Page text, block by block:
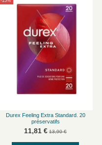
Durex Feeling Extra Standard. 20
préservatifs
11,81 € 13,90 €